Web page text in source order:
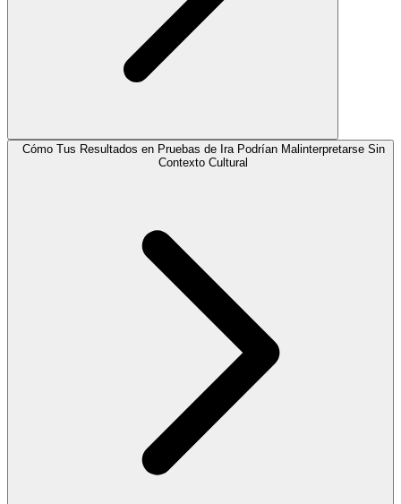
Cómo Tus Resultados en Pruebas de Ira Podrían Malinterpretarse Sin
Contexto Cultural